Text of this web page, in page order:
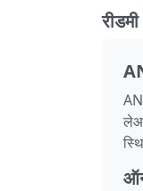
रीडमी